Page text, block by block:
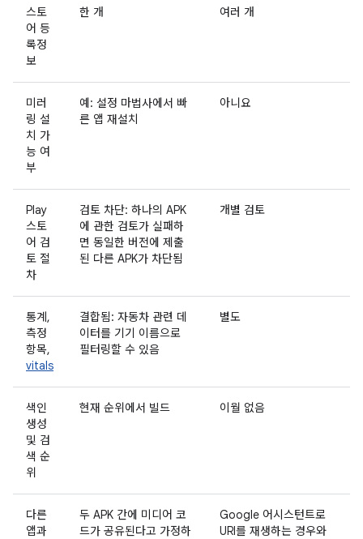
스토
어 등
록정
보
한 개 여러 개
미러
링 설
치 가
능 여
부
예: 설정 마법사에서 빠
른 앱 재설치
아니요
Play
스토
어 검
토 절
차
검토 차단: 하나의 APK
에 관한 검토가 실패하
면 동일한 버전에 제출
된 다른 APK가 차단됨
개별 검토
통계,
측정
항목,
vitals
결합됨: 자동차 관련 데
이터를 기기 이름으로
필터링할 수 있음
별도
색인
생성
및 검
색 순
위
현재 순위에서 빌드 이월 없음
다른
앱과
두 APK 간에 미디어 코
드가 공유된다고 가정하
Google 어시스턴트로
URI를 재생하는 경우와